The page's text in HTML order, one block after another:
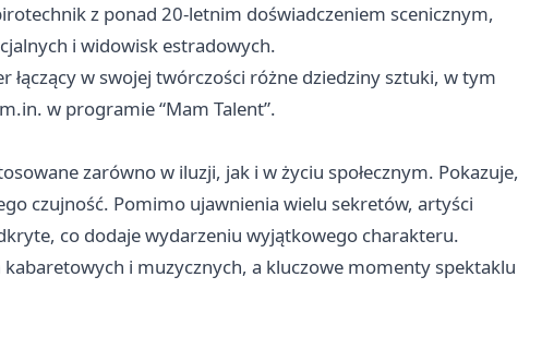
z ponad 20-letnim doświadczeniem scenicznym,
i widowisk estradowych.
łączący w swojej twórczości różne dziedziny sztuki, w tym
w programie “Mam Talent”.
zarówno w iluzji, jak i w życiu społecznym. Pokazuje,
czujność. Pomimo ujawnienia wielu sekretów, artyści
co dodaje wydarzeniu wyjątkowego charakteru.
i muzycznych, a kluczowe momenty spektaklu